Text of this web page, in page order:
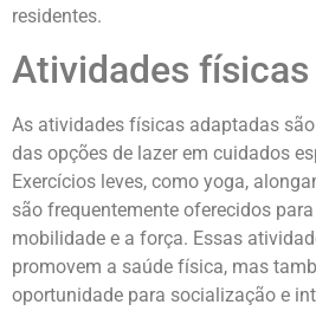
residentes.
Atividades
As atividades físicas adaptadas
das opções de lazer em cuidados
Exercícios leves, como yoga,
são frequentemente oferecidos
mobilidade e a força. Essas
promovem a saúde física, mas
oportunidade para socialização e